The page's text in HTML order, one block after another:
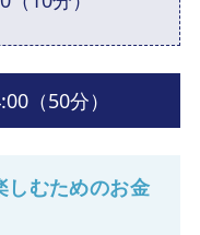
（50分）
しむためのお金